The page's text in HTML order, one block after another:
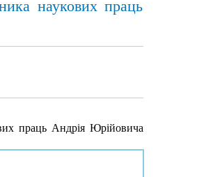
наукових праць
праць Андрія Юрійовича